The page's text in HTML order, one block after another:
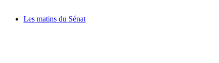
Les matins du Sénat